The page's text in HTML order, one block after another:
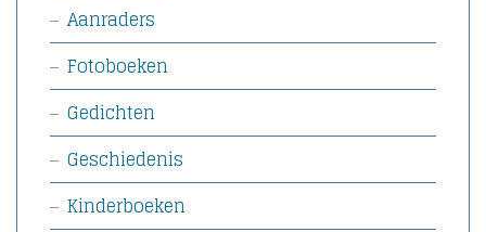
Aanraders
Fotoboeken
Gedichten
Geschiedenis
Kinderboeken